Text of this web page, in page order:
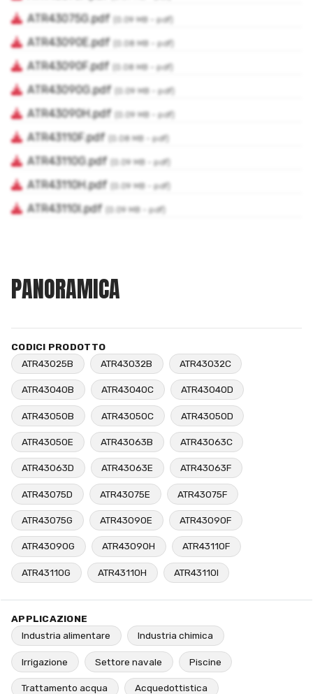
PANORAMICA
CODICI PRODOTTO
ATR43025B
ATR43032B ATR43032C
ATR43040B ATR43040C ATR43040D
ATR43050B ATR43050C ATR43050D
ATR43050E ATR43063B ATR43063C
ATR43063D ATR43063E ATR43063F
ATR43075D ATR43075E ATR43075F
ATR43075G ATR43090E ATR43090F
ATR43090G ATR43090H ATR43110F
ATR43110G ATR43110H ATR43110I
APPLICAZIONE
Industria alimentare
Industria chimica
Irrigazione Settore navale Piscine
Trattamento acqua Acquedottistica